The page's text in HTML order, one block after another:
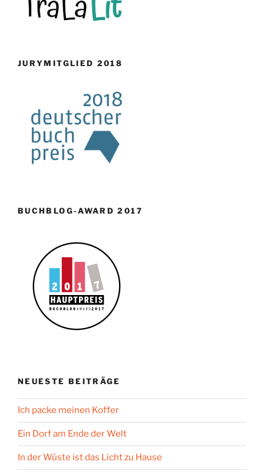
JURYMITGLIED 2018
BUCHBLOG-AWARD 2017
NEUESTE BEITRÄGE
Ich packe meinen Koffer
Ein Dorf am Ende der Welt
In der Wüste ist das Licht zu Hause